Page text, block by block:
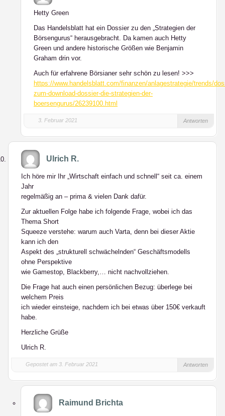
Hetty Green
Das Handelsblatt hat ein Dossier zu den „Strategien der
Börsengurus“ herausgebracht. Da kamen auch Hetty
Green und andere historische Größen wie Benjamin
Graham drin vor.
Auch für erfahrene Börsianer sehr schön zu lesen! >>>
https://www.handelsblatt.com/finanzen/anlagestrategie/trends/
zum-download-dossier-die-strategien-der-
boersengurus/26239100.html
3. Februar 2021 Antworten
Ulrich R.
Ich höre mir Ihr „Wirtschaft einfach und schnell“ seit ca. einem
Jahr
regelmäßig an – prima & vielen Dank dafür.
Zur aktuellen Folge habe ich folgende Frage, wobei ich das
Thema Short
Squeeze verstehe: warum auch Varta, denn bei dieser Aktie
kann ich den
Aspekt des „strukturell schwächelnden“ Geschäftsmodells
ohne Perspektive
wie Gamestop, Blackberry,… nicht nachvollziehen.
Die Frage hat auch einen persönlichen Bezug: überlege bei
welchem Preis
ich wieder einsteige, nachdem ich bei etwas über 150€ verkauft
habe.
Herzliche Grüße
Ulrich R.
Gepostet am 3. Februar 2021 Antworten
Raimund Brichta